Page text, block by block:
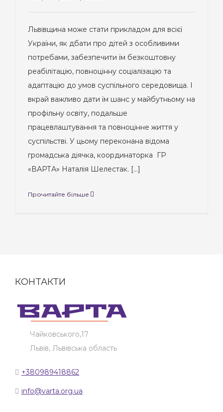
Львівщина може стати прикладом для всієї
України, як дбати про дітей з особливими
потребами, забезпечити їм безкоштовну
реабілітацію, повноцінну соціалізацію та
адаптацію до умов суспільного середовища. І
вкрай важливо дати їм шанс у майбутньому на
профільну освіту, подальше
працевлаштування та повноцінне життя у
суспільстві. У цьому переконана відома
громадська діячка, координаторка ГР
«ВАРТА» Наталія Шелестак. [...]
Прочитайте більше
КОНТАКТИ
Чайковського,17
Львів, Львівська область
+380989418862
info@varta.org.ua